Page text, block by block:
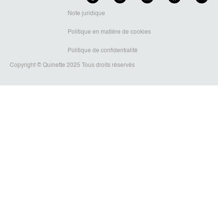
Copyright © Quinette 2025 Tous droits réservés
Note juridique
Politique en matière de cookies
Politique de confidentialité